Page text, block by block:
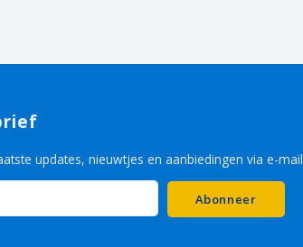
updates, nieuwtjes en aanbiedingen via e-mail
Abonneer